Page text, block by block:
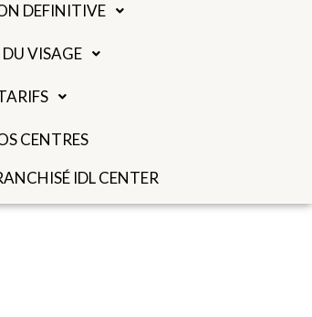
DEFINITIVE
VISAGE
CENTRES
IDL CENTER